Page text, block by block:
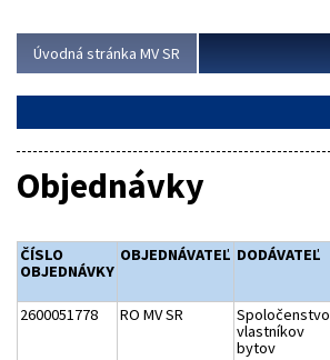
Úvodná stránka MV SR
Objednávky
ČÍSLO
OBJEDNÁVKY
OBJEDNÁVATEĽ DODÁVATEĽ
2600051778 RO MV SR
Spoločenstvo
vlastníkov
bytov